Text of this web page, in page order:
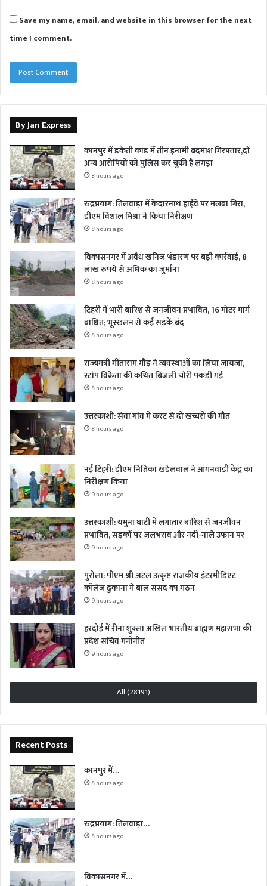
Save my name, email, and website in this browser for the next
time I comment.
By Jan Express
कानपुर में डकैती कांड में तीन इनामी बदमाश गिरफ्तार,दो
अन्य आरोपियों को पुलिस कर चुकी है लंगड़ा
8 hours ago
रुद्रप्रयाग: तिलवाड़ा में केदारनाथ हाईवे पर मलबा गिरा,
डीएम विशाल मिश्रा ने किया निरीक्षण
8 hours ago
विकासनगर में अवैध खनिज भंडारण पर बड़ी कार्रवाई, 8
लाख रुपये से अधिक का जुर्माना
8 hours ago
टिहरी में भारी बारिश से जनजीवन प्रभावित, 16 मोटर मार्ग
बाधित; भूस्खलन से कई सड़कें बंद
8 hours ago
राज्यमंत्री गीताराम गौड़ ने व्यवस्थाओं का लिया जायजा,
स्टांप विक्रेता की कथित बिजली चोरी पकड़ी गई
8 hours ago
उत्तरकाशी: सेवा गांव में करंट से दो खच्चरों की मौत
8 hours ago
नई टिहरी: डीएम नितिका खंडेलवाल ने आंगनवाड़ी केंद्र का
निरीक्षण किया
9 hours ago
उत्तरकाशी: यमुना घाटी में लगातार बारिश से जनजीवन
प्रभावित, सड़कों पर जलभराव और नदी-नाले उफान पर
9 hours ago
पुरोला: पीएम श्री अटल उत्कृष्ट राजकीय इंटरमीडिएट
कॉलेज ढुकाना में बाल संसद का गठन
9 hours ago
हरदोई में रीना शुक्ला अखिल भारतीय ब्राह्मण महासभा की
प्रदेश सचिव मनोनीत
9 hours ago
All (28191)
Recent Posts
कानपुर में…
8 hours ago
रुद्रप्रयाग: तिलवाड़ा…
8 hours ago
विकासनगर में…